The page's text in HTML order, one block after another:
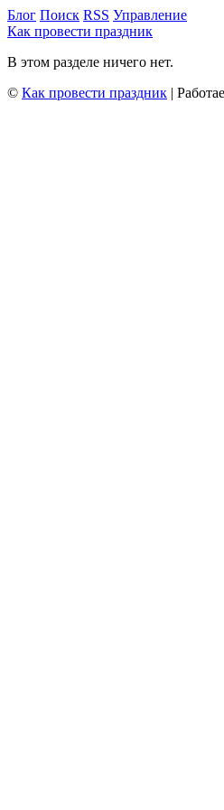
Блог Поиск RSS Управление
Как провести праздник
В этом разделе ничего нет.
© Как провести праздник |